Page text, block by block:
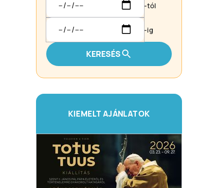
-tól
-ig
KERESÉS
KIEMELT AJÁNLATOK